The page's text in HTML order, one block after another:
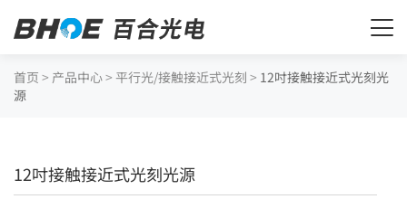
首页 > 产品中心> 平行光/接触接近式光刻 > 12吋接触接近式光刻光
源
12吋接触接近式光刻光源